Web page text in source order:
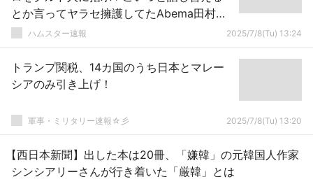
とか言ってヤラセ擁護してたAbema田村淳
ってなんだったの？
ハムスター速報 2025/7/8(Tu) 13:24
トランプ関税、14カ国のうち日本とマレー
シアのみ引き上げ！
軍事・ミリタリー速報☆彡 2025/7/8(Tu) 13:20
【西日本新聞】出した本は20冊、「嫌韓」の元韓国人作家
シンシアリーさんが行き着いた「厳韓」とは